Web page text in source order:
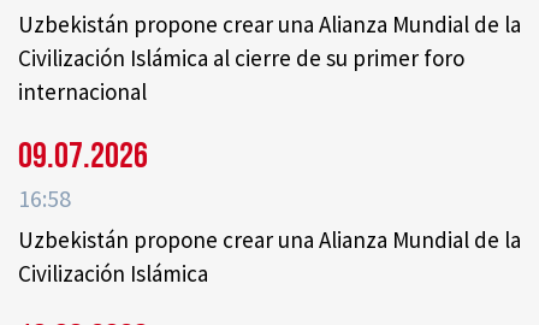
Uzbekistán propone crear una Alianza Mundial de la
Civilización Islámica al cierre de su primer foro
internacional
09.07.2026
16:58
Uzbekistán propone crear una Alianza Mundial de la
Civilización Islámica